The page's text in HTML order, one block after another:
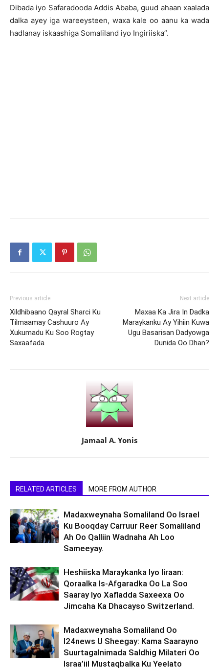
Dibada iyo Safaradooda Addis Ababa, guud ahaan xaalada
dalka ayey iga wareeysteen, waxa kale oo aanu ka wada
hadlanay iskaashiga Somaliland iyo Ingiriiska”.
Previous article
Xildhibaano Qayral Sharci Ku
Tilmaamay Cashuuro Ay
Xukumadu Ku Soo Rogtay
Saxaafada
Next article
Maxaa Ka Jira In Dadka
Maraykanku Ay Yihiin Kuwa
Ugu Basarisan Dadyowga
Dunida Oo Dhan?
Jamaal A. Yonis
RELATED ARTICLES MORE FROM AUTHOR
Madaxweynaha Somaliland Oo Israel
Ku Booqday Carruur Reer Somaliland
Ah Oo Qalliin Wadnaha Ah Loo
Sameeyay.
Heshiiska Maraykanka Iyo Iiraan:
Qoraalka Is-Afgaradka Oo La Soo
Saaray Iyo Xafladda Saxeexa Oo
Jimcaha Ka Dhacayso Switzerland.
Madaxweynaha Somaliland Oo
I24news U Sheegay: Kama Saarayno
Suurtagalnimada Saldhig Milateri Oo
Israa’iil Mustaqbalka Ku Yeelato